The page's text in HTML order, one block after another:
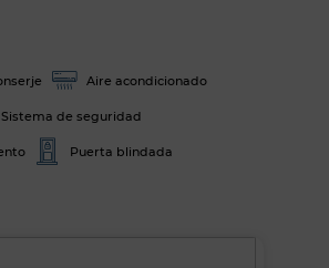
Aire acondicionado
Sistema de seguridad
Puerta blindada